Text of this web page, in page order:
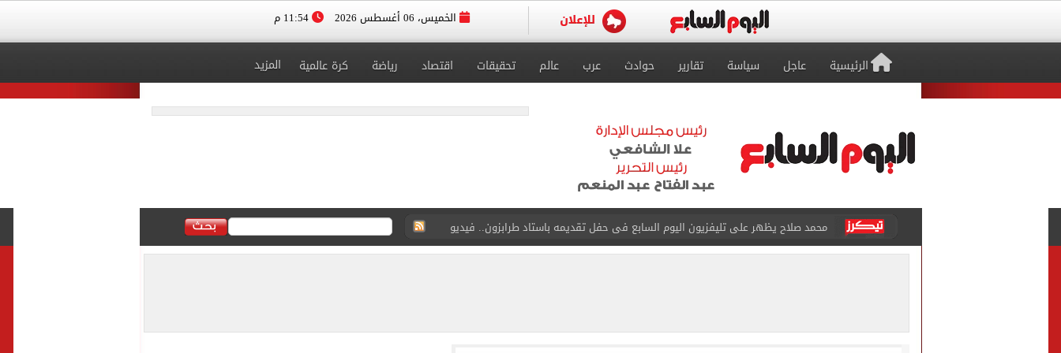
الخميس، 06 أغسطس 2026
الرئيسية عاجل سياسة تقارير حوادث عرب عالم تحقيقات اقتصاد رياضة كرة عالمية المزيد
أسعار الذهب في مصر تتراجع.. وعيار 21 يسجل هذا الرقم
الاستعلامات تفند ادعاءات ذا صن وميرور حول علاج سيدة بريطانية في شرم الشيخ
ما حكم رشّ المياه أمام المنازل؟.. أمين الفتوى يجيب (فيديو)